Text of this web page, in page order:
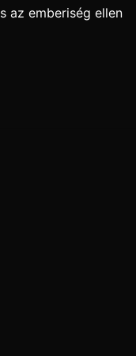
az emberiség ellen